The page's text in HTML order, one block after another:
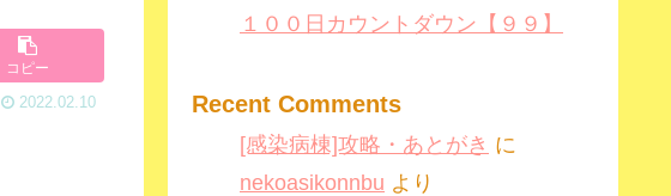
コピー
2022.02.10
１００日カウントダウン【９９】
Recent Comments
[感染病棟]攻略・あとがき に
nekoasikonnbu より